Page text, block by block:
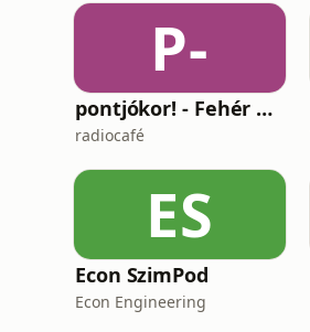
P-
pontjókor! - Fehér Mariannal
radiocafé
ES
Econ SzimPod
Econ Engineering